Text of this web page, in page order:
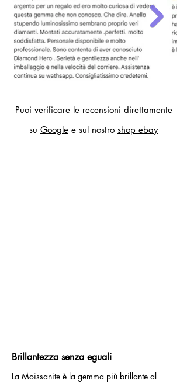
Puoi verificare le recensioni direttamente
su Google e sul nostro shop ebay
Brillantezza senza eguali
La Moissanite è la gemma più brillante al